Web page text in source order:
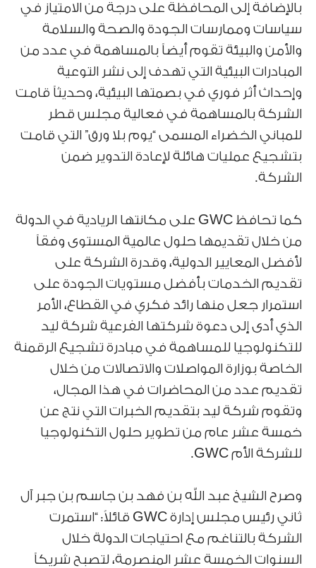
بالإضافة إلى المحافظة على درجة من الامتياز في
سياسات وممارسات الجودة والصحة والسلامة
والأمن والبيئة تقوم أيضاً بالمساهمة في عدد من
المبادرات البيئية التي تهدف إلى نشر التوعية
وإحداث أثر فوري في بصمتها البيئية، وحديثاً قامت
الشركة بالمساهمة في فعالية مجلس قطر
للمباني الخضراء المسمى “يوم بلا ورق” التي قامت
بتشجيع عمليات هائلة لإعادة التدوير ضمن
الشركة.
كما تحافظ GWC على مكانتها الريادية في الدولة
من خلال تقديمها حلول عالمية المستوى وفقاً
لأفضل المعايير الدولية، وقدرة الشركة على
تقديم الخدمات بأفضل مستويات الجودة على
استمرار جعل منها رائد فكري في القطاع، الأمر
الذي أدى إلى دعوة شركتها الفرعية شركة ليد
للتكنولوجيا للمساهمة في مبادرة تشجيع الرقمنة
الخاصة بوزارة المواصلات والاتصالات من خلال
تقديم عدد من المحاضرات في هذا المجال،
وتقوم شركة ليد بتقديم الخبرات التي نتج عن
خمسة عشر عام من تطوير حلول التكنولوجيا
للشركة الأم GWC.
وصرح الشيخ عبد الله بن فهد بن جاسم بن جبر آل
ثاني رئيس مجلس إدارة GWC قائلاً: “استمرت
الشركة بالتناغم مع احتياجات الدولة خلال
السنوات الخمسة عشر المنصرمة، لتصبح شريكاً